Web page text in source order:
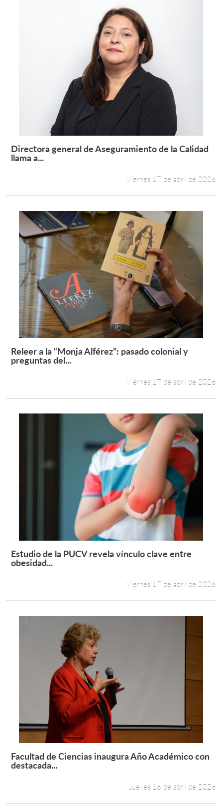
Leer más +
Directora general de Aseguramiento de la Calidad
llama a...
Viernes 17 de abril de 2026
Leer más +
Releer a la “Monja Alférez”: pasado colonial y
preguntas del...
Viernes 17 de abril de 2026
Leer más +
Estudio de la PUCV revela vínculo clave entre
obesidad...
Viernes 17 de abril de 2026
Leer más +
Facultad de Ciencias inaugura Año Académico con
destacada...
Jueves 16 de abril de 2026